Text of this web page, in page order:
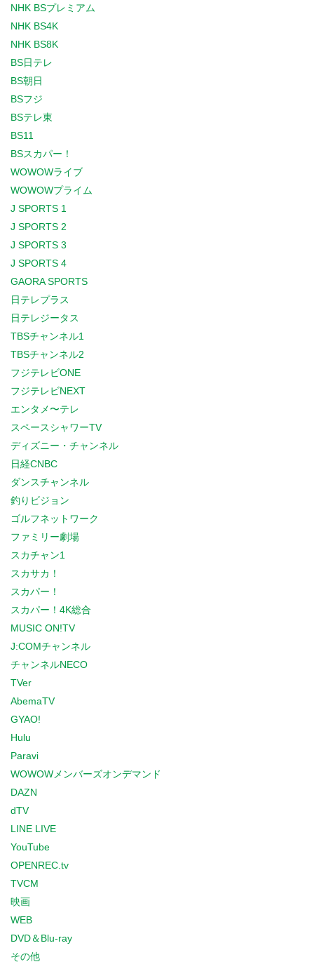
NHK BSプレミアム
NHK BS4K
NHK BS8K
BS日テレ
BS朝日
BSフジ
BSテレ東
BS11
BSスカパー！
WOWOWライブ
WOWOWプライム
J SPORTS 1
J SPORTS 2
J SPORTS 3
J SPORTS 4
GAORA SPORTS
日テレプラス
日テレジータス
TBSチャンネル1
TBSチャンネル2
フジテレビONE
フジテレビNEXT
エンタメ〜テレ
スペースシャワーTV
ディズニー・チャンネル
日経CNBC
ダンスチャンネル
釣りビジョン
ゴルフネットワーク
ファミリー劇場
スカチャン1
スカサカ！
スカパー！
スカパー！4K総合
MUSIC ON!TV
J:COMチャンネル
チャンネルNECO
TVer
AbemaTV
GYAO!
Hulu
Paravi
WOWOWメンバーズオンデマンド
DAZN
dTV
LINE LIVE
YouTube
OPENREC.tv
TVCM
映画
WEB
DVD＆Blu-ray
その他